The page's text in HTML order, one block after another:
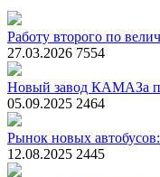
Работу второго по
27.03.2026 7554
Новый завод КАМАЗа
05.09.2025 2464
Рынок новых
12.08.2025 2445